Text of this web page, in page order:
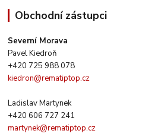
Obchodní zástupci
Severní Morava
Pavel Kiedroň
+420 725 988 078
kiedron@rematiptop.cz
Ladislav Martynek
+420 606 727 241
martynek@rematiptop.cz